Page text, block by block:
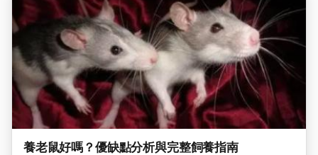
養老鼠好嗎？優缺點分析與完整飼養指南